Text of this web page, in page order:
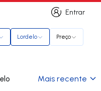
Entrar
Entrar
Lordelo Preço
Lordelo Mais recente